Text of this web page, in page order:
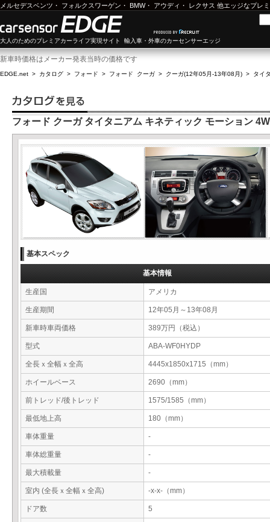
メルセデスベンツ ・ フォルクスワーゲン ・ BMW・ アウディ ・ レクサス 他エッジなプレ
大人のためのプレミアカーライフ実現サイト 輸入車・外車のカーセンサーエッジ
新車時価格はメーカー発表当時の価格です
EDGE.net > カタログ > フォード > フォード クーガ > クーガ(12年05月-13年08月) > タイ
フォード クーガ タイタニアム キネティック モーション
基本スペック
基本情報
生産国 アメリカ
生産期間 12年05月～13年08月
新車時車両価格 389万円（税込）
型式 ABA-WF0HYDP
全長ｘ全幅ｘ全高 4445x1850x1715（mm）
ホイールベース 2690（mm）
前トレッド/後トレッド 1575/1585（mm）
最低地上高 180（mm）
車体重量 -
車体総重量 -
最大積載量 -
室内 (全長ｘ全幅ｘ全高) -x-x-（mm）
ドア数 5